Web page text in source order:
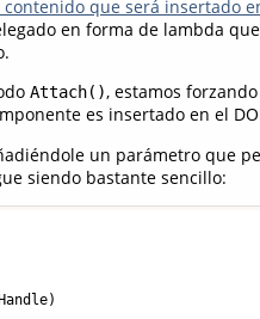
que será insertado
en forma de lambda
Attach(), estamos
es insertado en el
un parámetro que
siendo bastante sencillo:
)